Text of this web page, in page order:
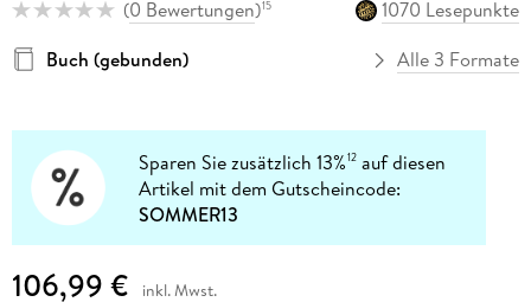
(0 Bewertungen)15
1070 Lesepunkte
Buch (gebunden)
Alle 3 Formate
Sparen Sie zusätzlich 13%12 auf diesen
Artikel mit dem Gutscheincode:
SOMMER13
106,99 € inkl. Mwst.